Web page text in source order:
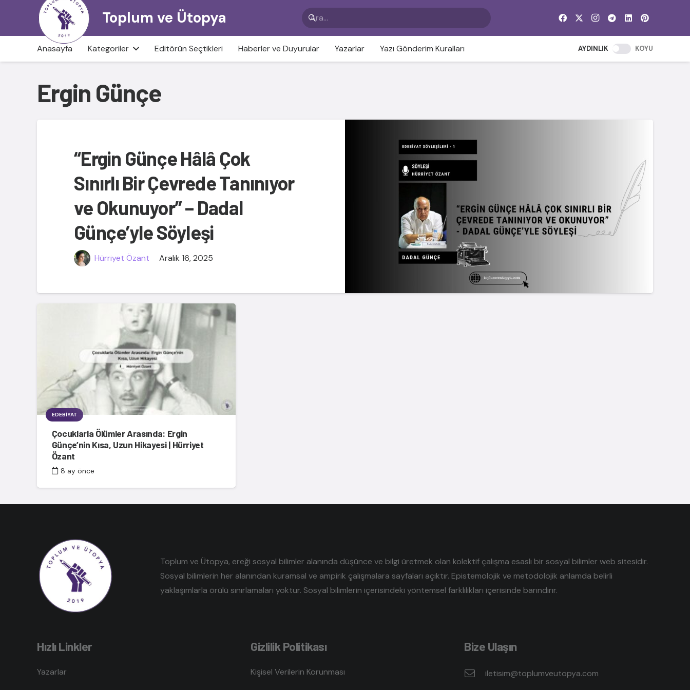
Toplum ve Ütopya
Anasayfa Kategoriler Editörün Seçtikleri Haberler ve Duyurular Yazarlar Yazı Gönderim Kuralları AYDINLIK KOYU
Ergin Günçe
“Ergin Günçe Hâlâ Çok
Sınırlı Bir Çevrede Tanınıyor
ve Okunuyor” – Dadal
Günçe’yle Söyleşi
Hürriyet Özant Aralık 16, 2025
EDEBIYAT
Çocuklarla Ölümler Arasında: Ergin
Günçe’nin Kısa, Uzun Hikayesi | Hürriyet
Özant
8 ay önce
Toplum ve Ütopya, ereği sosyal bilimler alanında düşünce ve bilgi üretmek olan kolektif çalışma esaslı bir sosyal bilimler web sitesidir.
Sosyal bilimlerin her alanından kuramsal ve ampirik çalışmalara sayfaları açıktır. Epistemolojik ve metodolojik anlamda belirli
yaklaşımlarla örülü sınırlamaları yoktur. Sosyal bilimlerin içerisindeki yöntemsel farklılıkları içerisinde barındırır.
Hızlı Linkler
Yazarlar
Gizlilik Politikası
Kişisel Verilerin Korunması
Bize Ulaşın
iletisim@toplumveutopya.com